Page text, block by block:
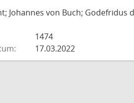
Johannes von Buch;
1474
17.03.2022